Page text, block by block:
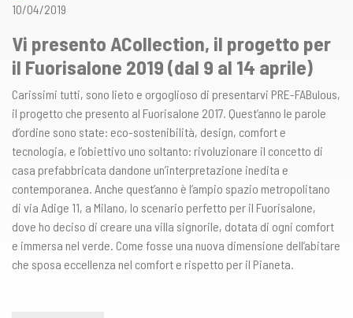
10/04/2019
Vi presento ACollection, il progetto per
il Fuorisalone 2019 (dal 9 al 14 aprile)
Carissimi tutti, sono lieto e orgoglioso di presentarvi PRE-FABulous,
il progetto che presento al Fuorisalone 2017. Quest’anno le parole
d’ordine sono state: eco-sostenibilità, design, comfort e
tecnologia, e l’obiettivo uno soltanto: rivoluzionare il concetto di
casa prefabbricata dandone un’interpretazione inedita e
contemporanea. Anche quest’anno è l’ampio spazio metropolitano
di via Adige 11, a Milano, lo scenario perfetto per il Fuorisalone,
dove ho deciso di creare una villa signorile, dotata di ogni comfort
e immersa nel verde. Come fosse una nuova dimensione dell’abitare
che sposa eccellenza nel comfort e rispetto per il Pianeta.